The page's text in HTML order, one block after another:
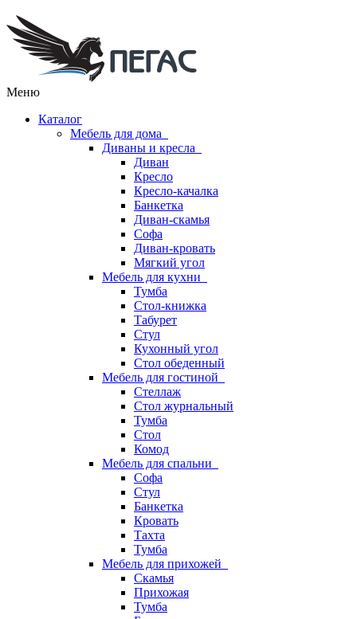
Меню
Каталог
Мебель для дома
Диваны и кресла
Диван
Кресло
Кресло-качалка
Банкетка
Диван-скамья
Софа
Диван-кровать
Мягкий угол
Мебель для кухни
Тумба
Стол-книжка
Табурет
Стул
Кухонный угол
Стол обеденный
Мебель для гостиной
Стеллаж
Стол журнальный
Тумба
Стол
Комод
Мебель для спальни
Софа
Стул
Банкетка
Кровать
Тахта
Тумба
Мебель для прихожей
Скамья
Прихожая
Тумба